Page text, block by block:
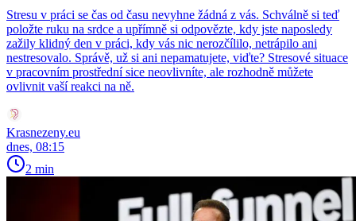
Stresu v práci se čas od času nevyhne žádná z vás. Schválně si teď
položte ruku na srdce a upřímně si odpovězte, kdy jste naposledy
zažily klidný den v práci, kdy vás nic nerozčílilo, netrápilo ani
nestresovalo. Správě, už si ani nepamatujete, viďte? Stresové situace
v pracovním prostřední sice neovlivníte, ale rozhodně můžete
ovlivnit vaší reakci na ně.
Krasnezeny.eu
dnes, 08:15
2 min